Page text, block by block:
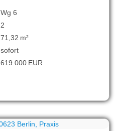
Wg 6
2
71,32 m²
sofort
619.000 EUR